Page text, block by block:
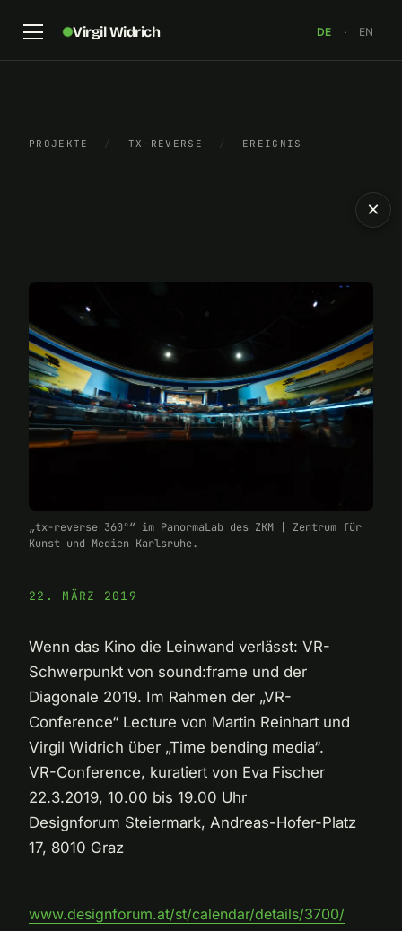
Virgil Widrich DE · EN
PROJEKTE / TX-REVERSE / EREIGNIS
„tx-reverse 360°“ im PanormaLab des ZKM | Zentrum für
Kunst und Medien Karlsruhe.
22. MÄRZ 2019
Wenn das Kino die Leinwand verlässt: VR-
Schwerpunkt von sound:frame und der
Diagonale 2019. Im Rahmen der „VR-
Conference“ Lecture von Martin Reinhart und
Virgil Widrich über „Time bending media“.
VR-Conference, kuratiert von Eva Fischer
22.3.2019, 10.00 bis 19.00 Uhr
Designforum Steiermark, Andreas-Hofer-Platz
17, 8010 Graz
www.designforum.at/st/calendar/details/3700/
×